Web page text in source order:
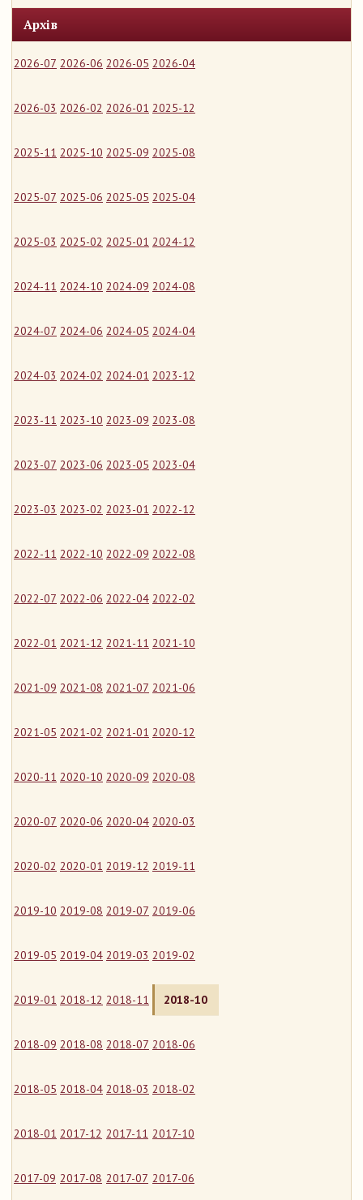
Архів
2026-07 2026-06 2026-05 2026-04
2026-03 2026-02 2026-01 2025-12
2025-11 2025-10 2025-09 2025-08
2025-07 2025-06 2025-05 2025-04
2025-03 2025-02 2025-01 2024-12
2024-11 2024-10 2024-09 2024-08
2024-07 2024-06 2024-05 2024-04
2024-03 2024-02 2024-01 2023-12
2023-11 2023-10 2023-09 2023-08
2023-07 2023-06 2023-05 2023-04
2023-03 2023-02 2023-01 2022-12
2022-11 2022-10 2022-09 2022-08
2022-07 2022-06 2022-04 2022-02
2022-01 2021-12 2021-11 2021-10
2021-09 2021-08 2021-07 2021-06
2021-05 2021-02 2021-01 2020-12
2020-11 2020-10 2020-09 2020-08
2020-07 2020-06 2020-04 2020-03
2020-02 2020-01 2019-12 2019-11
2019-10 2019-08 2019-07 2019-06
2019-05 2019-04 2019-03 2019-02
2019-01 2018-12 2018-11 2018-10
2018-09 2018-08 2018-07 2018-06
2018-05 2018-04 2018-03 2018-02
2018-01 2017-12 2017-11 2017-10
2017-09 2017-08 2017-07 2017-06